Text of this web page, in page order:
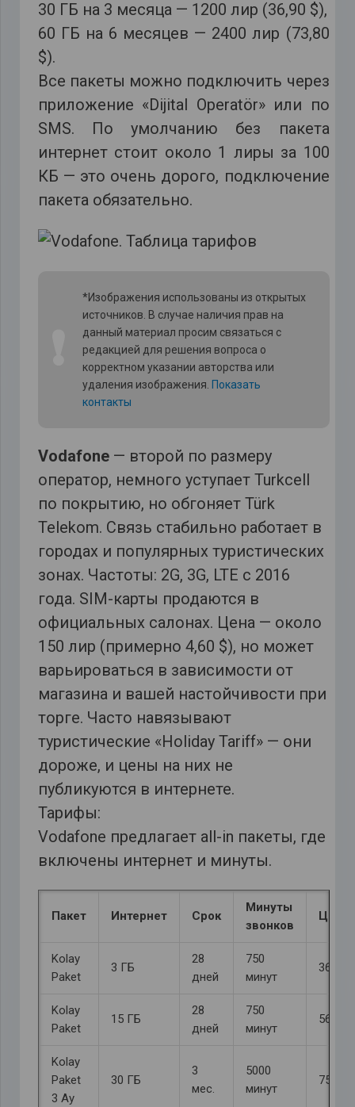
30 ГБ на 3 месяца — 1200 лир (36,90 $),
60 ГБ на 6 месяцев — 2400 лир (73,80
$).
Все пакеты можно подключить через
приложение «Dijital Operatör» или по
SMS. По умолчанию без пакета
интернет стоит около 1 лиры за 100
КБ — это очень дорого, подключение
пакета обязательно.
*Изображения использованы из открытых
источников. В случае наличия прав на
данный материал просим связаться с
редакцией для решения вопроса о
корректном указании авторства или
удаления изображения. Показать
контакты
Vodafone— второй по размеру
оператор, немного уступает Turkcell
по покрытию, но обгоняет Türk
Telekom. Связь стабильно работает в
городах и популярных туристических
зонах. Частоты: 2G, 3G, LTE с 2016
года. SIM-карты продаются в
официальных салонах. Цена — около
150 лир (примерно 4,60 $), но может
варьироваться в зависимости от
магазина и вашей настойчивости при
торге. Часто навязывают
туристические «Holiday Tariff» — они
дороже, и цены на них не
публикуются в интернете.
Тарифы:
Vodafone предлагает all-in пакеты, где
включены интернет и минуты.
Пакет Интернет Срок
Минуты
звонков
Цена
Kolay
Paket
3 ГБ
28
дней
750
минут
369 ₺
Kolay
Paket
15 ГБ
28
дней
750
минут
565 ₺
Kolay
Paket
3 Ay
30 ГБ
3
мес.
5000
минут
750 ₺